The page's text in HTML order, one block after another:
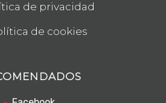
de privacidad
de cookies